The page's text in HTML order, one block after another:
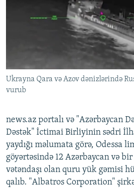
Ukrayna Qara və Azov dənizlərində
vurub
news.az portalı və "Azərbaycan
Dəstək" İctimai Birliyinin sədri
yaydığı məlumata görə, Odessa
göyərtəsində 12 Azərbaycan və
vətəndaşı olan quru yük gəmisi
qalıb. "Albatros Corporation"